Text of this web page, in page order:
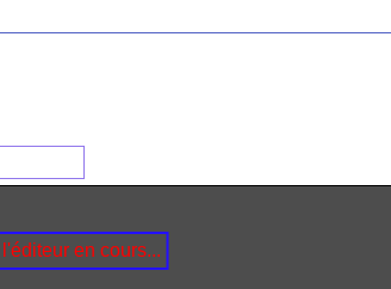
en cours...